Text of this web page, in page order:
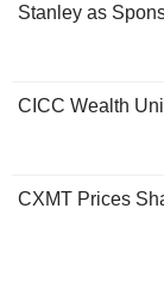
Stanley as
CICC Wealth
CXMT Prices